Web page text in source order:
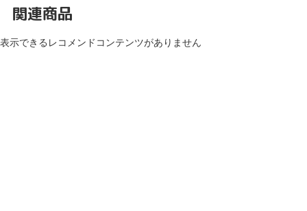
関連商品
表示できるレコメンドコンテンツがありません